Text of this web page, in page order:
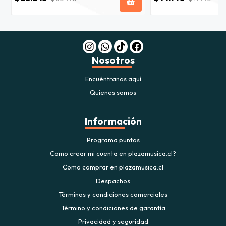
Nosotros
Encuéntranos aquí
Quienes somos
Información
Programa puntos
Como crear mi cuenta en plazamusica.cl?
Como comprar en plazamusica.cl
Despachos
Términos y condiciones comerciales
Término y condiciones de garantía
Privacidad y seguridad